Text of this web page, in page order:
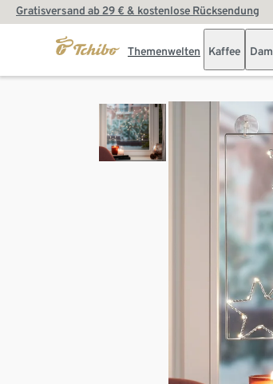
Gratisversand ab 29 € & kostenlose Rücksendung
Themenwelten Kaffee